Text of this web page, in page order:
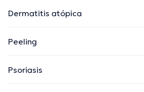
Dermatitis atópica
Peeling
Psoriasis